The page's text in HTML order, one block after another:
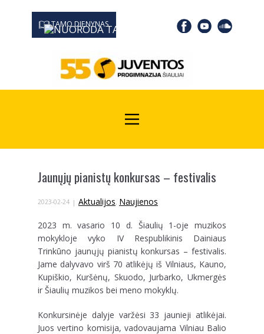
TAMO DIENYNAS
0667 19366
Jaunųjų pianistų konkursas – festivalis
2023-02-24 Aktualijos, Naujienos
2023 m. vasario 10 d. Šiaulių 1-oje muzikos
mokykloje vyko IV Respublikinis Dainiaus
Trinkūno jaunųjų pianistų konkursas – festivalis.
Jame dalyvavo virš 70 atlikėjų iš Vilniaus, Kauno,
Kupiškio, Kuršėnų, Skuodo, Jurbarko, Ukmergės
ir Šiaulių muzikos bei meno mokyklų.
Konkursinėje dalyje varžėsi 33 jaunieji atlikėjai.
Juos vertino komisija, vadovaujama Vilniau Balio